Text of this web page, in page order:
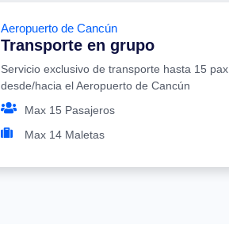
Aeropuerto de Cancún
Transporte en grupo
Servicio exclusivo de transporte hasta 15 pax
desde/hacia el Aeropuerto de Cancún
Max 15 Pasajeros
Max 14 Maletas